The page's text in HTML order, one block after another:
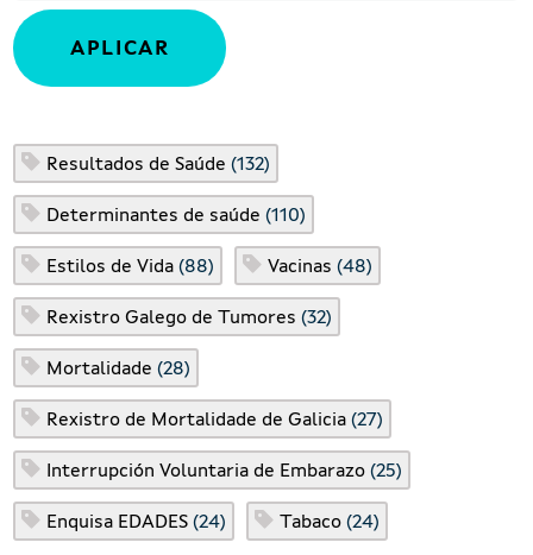
Resultados de Saúde (132)
Determinantes de saúde (110)
Estilos de Vida (88) Vacinas (48)
Rexistro Galego de Tumores (32)
Mortalidade (28)
Rexistro de Mortalidade de Galicia (27)
Interrupción Voluntaria de Embarazo (25)
Enquisa EDADES (24) Tabaco (24)